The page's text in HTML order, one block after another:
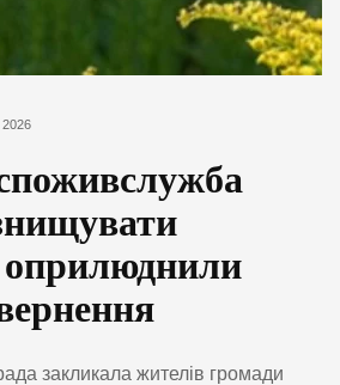
закликала жителів громади